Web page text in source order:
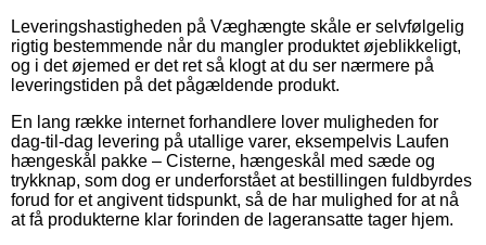
Leveringshastigheden på Væghængte skåle er selvfølgelig
rigtig bestemmende når du mangler produktet øjeblikkeligt,
og i det øjemed er det ret så klogt at du ser nærmere på
leveringstiden på det pågældende produkt.
En lang række internet forhandlere lover muligheden for
dag-til-dag levering på utallige varer, eksempelvis Laufen
hængeskål pakke – Cisterne, hængeskål med sæde og
trykknap, som dog er underforstået at bestillingen fuldbyrdes
forud for et angivent tidspunkt, så de har mulighed for at nå
at få produkterne klar forinden de lageransatte tager hjem.